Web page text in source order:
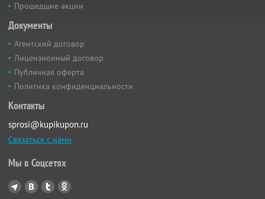
Прошедшие акции
Документы
Агентский договор
Лицензионный договор
Публичная оферта
Политика конфиденциальности
Контакты
sprosi@kupikupon.ru
Связаться с нами
Мы в Соцсетях